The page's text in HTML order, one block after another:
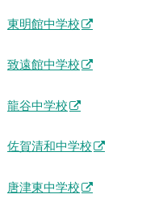
東明館中学校
致遠館中学校
龍谷中学校
佐賀清和中学校
唐津東中学校